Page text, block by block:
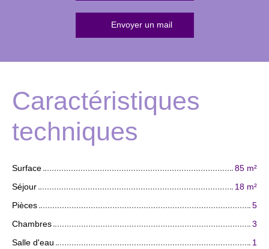
Envoyer un mail
Caractéristiques
techniques
Surface 85 m²
Séjour
18 m²
Pièces
5
Chambres
3
Salle d'eau
1